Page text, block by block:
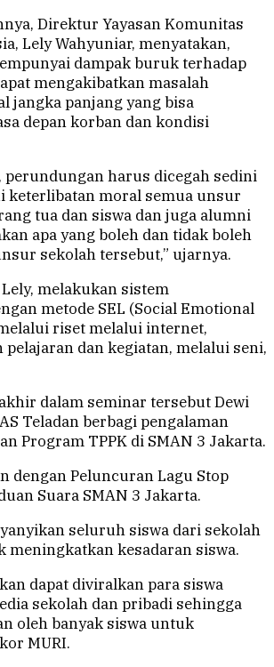
Direktur Yayasan Komunitas
Lely Wahyuniar, menyatakan,
dampak buruk terhadap
mengakibatkan masalah
jangka panjang yang bisa
depan korban dan kondisi
perundungan harus dicegah sedini
keterlibatan moral semua unsur
tua dan siswa dan juga alumni
apa yang boleh dan tidak boleh
sekolah tersebut,” ujarnya.
melakukan sistem
metode SEL (Social Emotional
riset melalui internet,
pelajaran dan kegiatan, melalui seni,
dalam seminar tersebut Dewi
Teladan berbagi pengalaman
Program TPPK di SMAN 3 Jakarta.
dengan Peluncuran Lagu Stop
Suara SMAN 3 Jakarta.
seluruh siswa dari sekolah
meningkatkan kesadaran siswa.
dapat diviralkan para siswa
sekolah dan pribadi sehingga
oleh banyak siswa untuk
MURI.